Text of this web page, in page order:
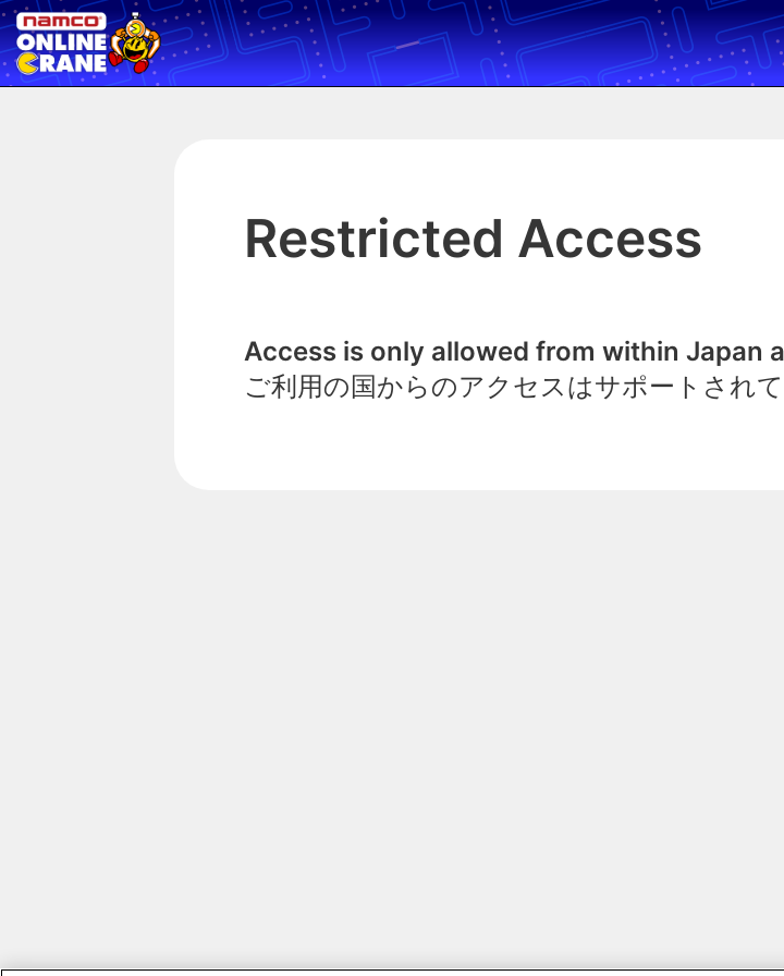
Restricted Access
Access is only allowed from within Japan
ご利用の国からのアクセスはサポートされて